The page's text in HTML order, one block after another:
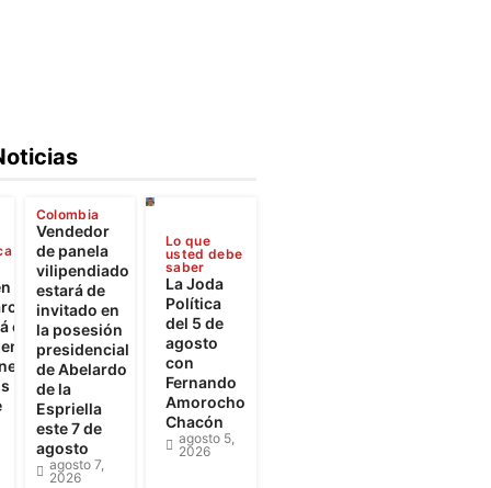
el
Colombia
Vendedor
de panela
vilipendiado
estará de
invitado en
la posesión
presidencial
de Abelardo
de la
Espriella
este 7 de
agosto
agosto 7,
2026
Lo que
usted debe
saber
La Joda
Política
del 5 de
agosto
con
Fernando
Amorocho
Chacón
agosto 5,
2026